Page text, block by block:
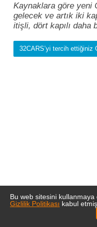
Kaynaklara göre yeni
gelecek ve artık iki
itişli, dört kapılı daha
32CARS’yi tercih ettiğiniz
Bu web sitesini
Gizlilik Politikası kabul